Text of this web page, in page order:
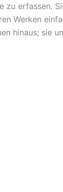
zu erfassen.
Werken
hinaus; sie